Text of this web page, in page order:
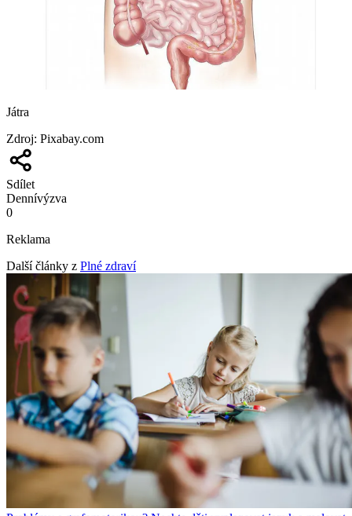
Játra
Zdroj: Pixabay.com
Sdílet
Dennívýzva
0
Reklama
Další články z Plné zdraví